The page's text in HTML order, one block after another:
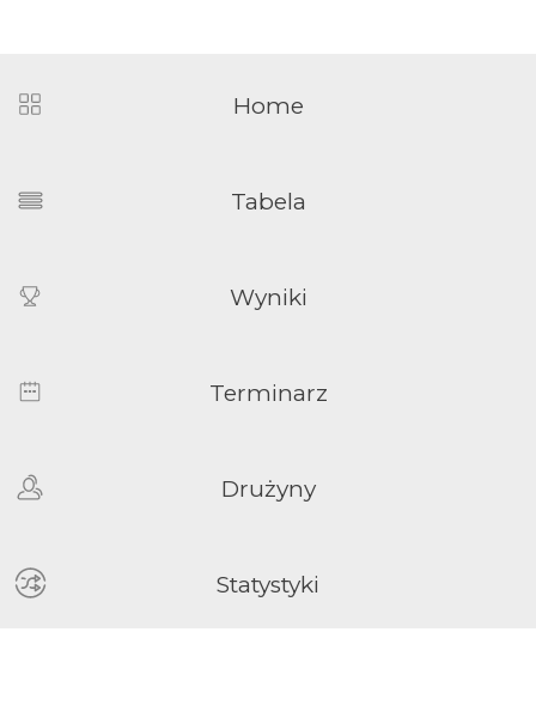
Home
Tabela
Wyniki
Terminarz
Drużyny
Statystyki